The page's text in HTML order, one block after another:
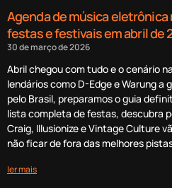
Agenda de música
festas e festivais em abril de
30 de março de 2026
Abril chegou com tudo e o cenário
lendários como D-Edge e Warung a
pelo Brasil, preparamos o guia
lista completa de festas, descubra
Craig, Illusionize e Vintage Culture
não ficar de fora das melhores
ler mais